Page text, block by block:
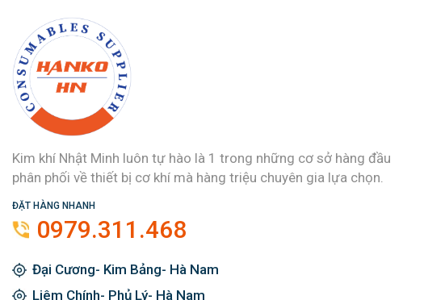
Kim khí Nhật Minh luôn tự hào là 1 trong những cơ sở hàng đầu
phân phối về thiết bị cơ khí mà hàng triệu chuyên gia lựa chọn.
ĐẶT HÀNG NHANH
0979.311.468
Đại Cương- Kim Bảng- Hà Nam
Liêm Chính- Phủ Lý- Hà Nam